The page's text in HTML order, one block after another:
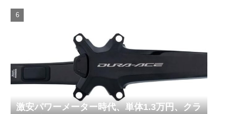
激安パワーメーター時代、単体1.3万円、クラ